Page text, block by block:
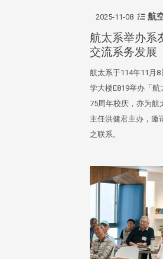
2025-11-08 航
航太系举办
交流系务发展
航太系于114年11月
学大楼E819举办「
75周年校庆，亦为航
主任洪健君主办，邀
之联系。